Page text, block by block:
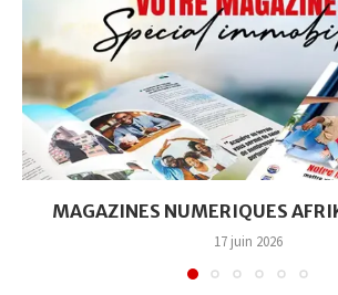
MAGAZINES NUMERIQUES
17 juin 2026